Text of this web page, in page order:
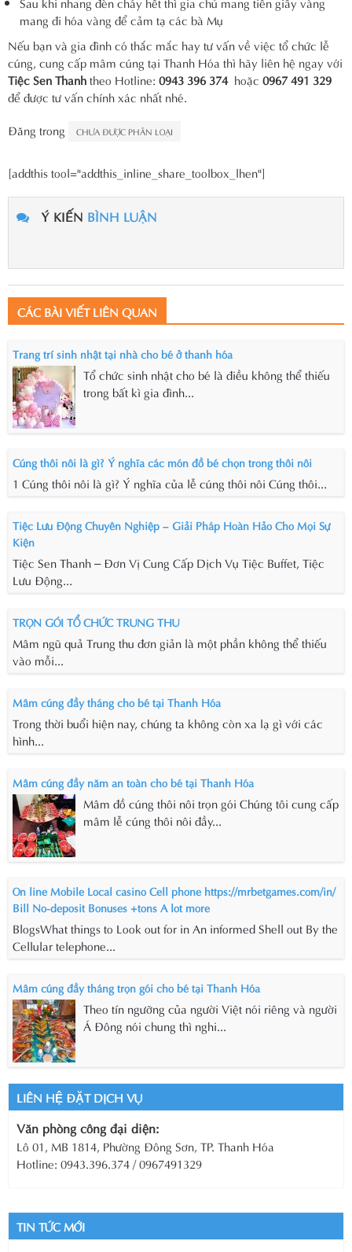
mang đi hóa vàng để cảm tạ các bà Mụ
Nếu bạn và gia đình có thắc mắc hay tư vấn về việc tổ chức lễ
cúng, cung cấp mâm cúng tại Thanh Hóa thì hãy liên hệ ngay với
Tiệc Sen Thanhtheo Hotline: 0943 396 374 hoặc 0967 491 329
để được tư vấn chính xác nhất nhé.
Đăng trong
CHƯA ĐƯỢC PHÂN LOẠI
[addthis tool="addthis_inline_share_toolbox_lhen"]
Ý KIẾN BÌNH LUẬN
CÁC BÀI VIẾT LIÊN QUAN
Trang trí sinh nhật tại nhà cho bé ở thanh hóa
Tổ chức sinh nhật cho bé là điều không thể thiếu
trong bất kì gia đình...
Cúng thôi nôi là gì? Ý nghĩa các món đồ bé chọn trong thôi nôi
1 Cúng thôi nôi là gì? Ý nghĩa của lễ cúng thôi nôi Cúng thôi...
Tiệc Lưu Động Chuyên Nghiệp – Giải Pháp Hoàn Hảo Cho Mọi Sự
Kiện
Tiệc Sen Thanh – Đơn Vị Cung Cấp Dịch Vụ Tiệc Buffet, Tiệc
Lưu Động...
TRỌN GÓI TỔ CHỨC TRUNG THU
Mâm ngũ quả Trung thu đơn giản là một phần không thể thiếu
vào mỗi...
Mâm cúng đầy tháng cho bé tại Thanh Hóa
Trong thời buổi hiện nay, chúng ta không còn xa lạ gì với các
hình...
Mâm cúng đầy năm an toàn cho bé tại Thanh Hóa
Mâm đồ cúng thôi nôi trọn gói Chúng tôi cung cấp
mâm lễ cúng thôi nôi đầy...
On line Mobile Local casino Cell phone https://mrbetgames.com/in/
Bill No-deposit Bonuses +tons A lot more
BlogsWhat things to Look out for in An informed Shell out By the
Cellular telephone...
Mâm cúng đầy tháng trọn gói cho bé tại Thanh Hóa
Theo tín ngưỡng của người Việt nói riêng và người
Á Đông nói chung thì nghi...
LIÊN HỆ ĐẶT DỊCH VỤ
Văn phòng công đại diện:
Lô 01, MB 1814, Phường Đông Sơn, TP. Thanh Hóa
Hotline: 0943.396.374 / 0967491329
TIN TỨC MỚI